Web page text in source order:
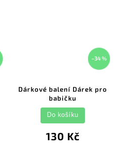
–34 %
Dárkové balení Dárek pro
babičku
130 Kč
Do košíku